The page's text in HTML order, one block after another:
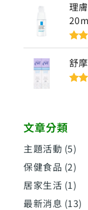
理
評
5
舒
文章分類
主題活動 (5)
保健食品 (2)
居家生活 (1)
最新消息 (13)